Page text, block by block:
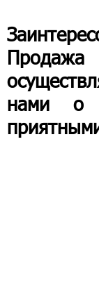
нами о